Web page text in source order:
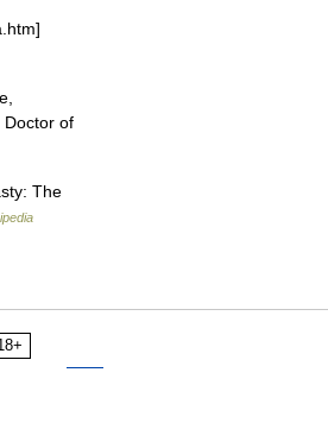
Doctor of
The